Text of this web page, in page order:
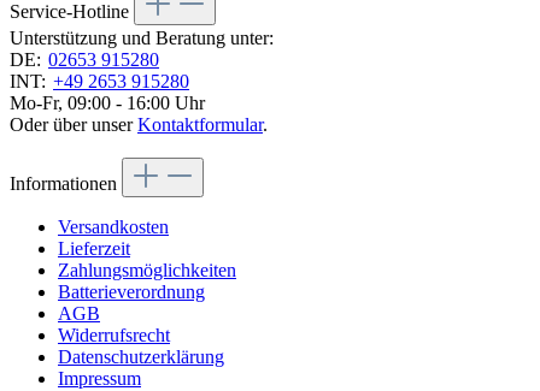
Service-Hotline
Unterstützung und Beratung unter:
DE: 02653 915280
INT: +49 2653 915280
Mo-Fr, 09:00 - 16:00 Uhr
Oder über unserKontaktformular.
Informationen
Versandkosten
Lieferzeit
Zahlungsmöglichkeiten
Batterieverordnung
AGB
Widerrufsrecht
Datenschutzerklärung
Impressum